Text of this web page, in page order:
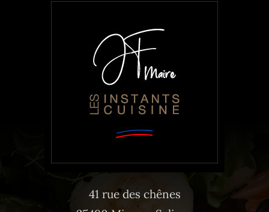
41 rue des chênes